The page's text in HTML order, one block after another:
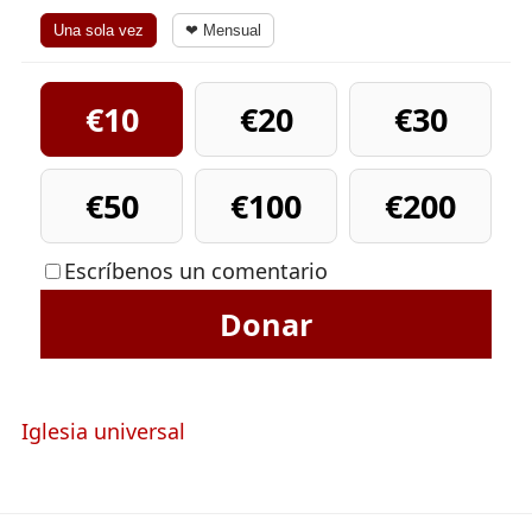
Una sola vez ❤ Mensual
€10 €20
€30
€50
€100 €200
Escríbenos un comentario
Donar
Iglesia universal